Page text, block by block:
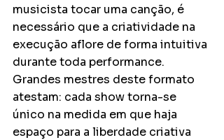
musicista tocar uma canção, é
necessário que a criatividade na
execução aflore de forma intuitiva
durante toda performance.
Grandes mestres deste formato
atestam: cada show torna-se
único na medida em que haja
espaço para a liberdade criativa